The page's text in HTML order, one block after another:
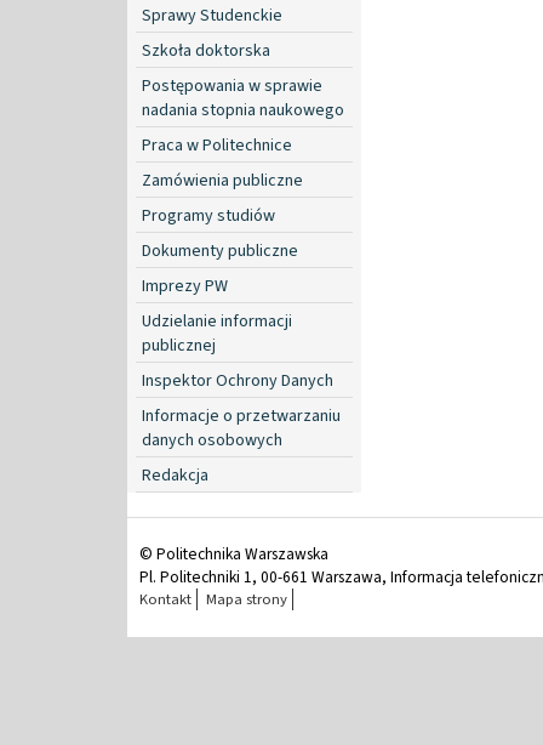
Sprawy Studenckie
Szkoła doktorska
Postępowania w sprawie
nadania stopnia naukowego
Praca w Politechnice
Zamówienia publiczne
Programy studiów
Dokumenty publiczne
Imprezy PW
Udzielanie informacji
publicznej
Inspektor Ochrony Danych
Informacje o przetwarzaniu
danych osobowych
Redakcja
© Politechnika Warszawska
Pl. Politechniki 1, 00-661 Warszawa, Informacja
Kontakt Mapa strony